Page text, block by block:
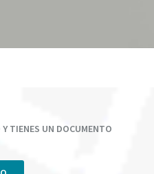
TIENES UN DOCUMENTO